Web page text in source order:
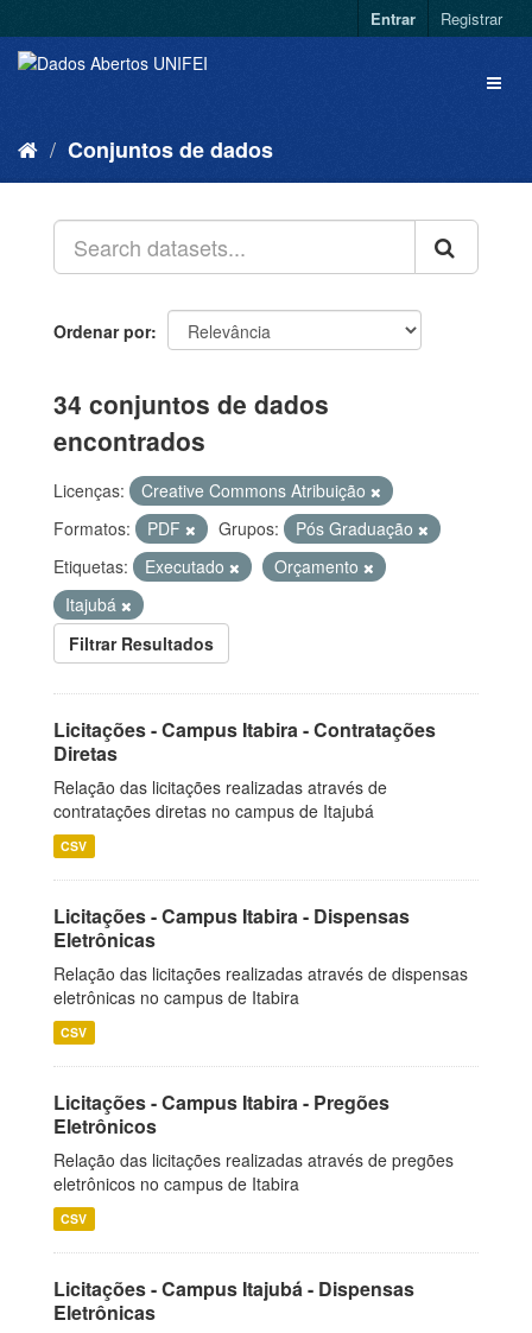
Entrar Registrar
Conjuntos de dados
Ordenar por
34 conjuntos de dados
encontrados
Licenças:
Creative Commons Atribuição
Formatos:
PDF Grupos:
Pós Graduação
Etiquetas:
Executado
Orçamento
Itajubá
Filtrar Resultados
Licitações - Campus Itabira - Contratações
Diretas
Relação das licitações realizadas através de
contratações diretas no campus de Itajubá
CSV
Licitações - Campus Itabira - Dispensas
Eletrônicas
Relação das licitações realizadas através de dispensas
eletrônicas no campus de Itabira
CSV
Licitações - Campus Itabira - Pregões
Eletrônicos
Relação das licitações realizadas através de pregões
eletrônicos no campus de Itabira
CSV
Licitações - Campus Itajubá - Dispensas
Eletrônicas